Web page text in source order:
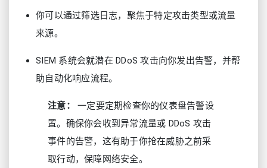
你可以通过筛选日志，聚焦于特定攻击类型或流量
来源。
SIEM 系统会就潜在 DDoS 攻击向你发出告警，并帮
助自动化响应流程。
注意：
一定要定期检查你的仪表盘告警设
置。确保你会收到异常流量或 DDoS 攻击
事件的告警，这有助于你抢在威胁之前采
取行动，保障网络安全。